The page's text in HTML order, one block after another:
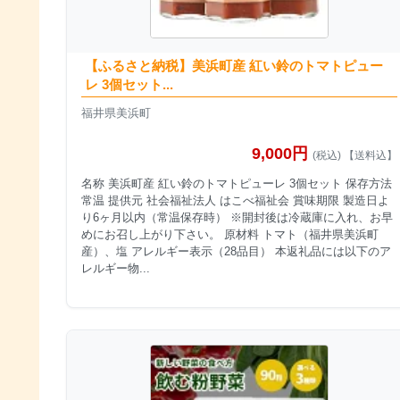
【ふるさと納税】美浜町産 紅い鈴のトマトピュー
レ 3個セット...
福井県美浜町
9,000円 (税込) 【送料込】
名称 美浜町産 紅い鈴のトマトピューレ 3個セット 保存方法
常温 提供元 社会福祉法人 はこべ福祉会 賞味期限 製造日よ
り6ヶ月以内（常温保存時） ※開封後は冷蔵庫に入れ、お早
めにお召し上がり下さい。 原材料 トマト（福井県美浜町
産）、塩 アレルギー表示（28品目） 本返礼品には以下のア
レルギー物...